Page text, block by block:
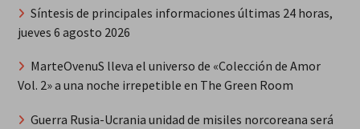
Síntesis de principales informaciones últimas 24 horas,
jueves 6 agosto 2026
MarteOvenuS lleva el universo de «Colección de Amor
Vol. 2» a una noche irrepetible en The Green Room
Guerra Rusia-Ucrania unidad de misiles norcoreana será